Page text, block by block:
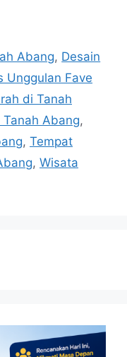
Abang, Desain
Unggulan Fave
di Tanah
Abang,
, Tempat
, Wisata